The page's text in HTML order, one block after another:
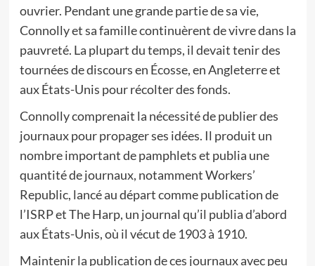
ouvrier. Pendant une grande partie de sa vie,
Connolly et sa famille continuèrent de vivre dans la
pauvreté. La plupart du temps, il devait tenir des
tournées de discours en Écosse, en Angleterre et
aux États-Unis pour récolter des fonds.
Connolly comprenait la nécessité de publier des
journaux pour propager ses idées. Il produit un
nombre important de pamphlets et publia une
quantité de journaux, notamment Workers’
Republic, lancé au départ comme publication de
l’ISRP et The Harp, un journal qu’il publia d’abord
aux États-Unis, où il vécut de 1903 à 1910.
Maintenir la publication de ces journaux avec peu